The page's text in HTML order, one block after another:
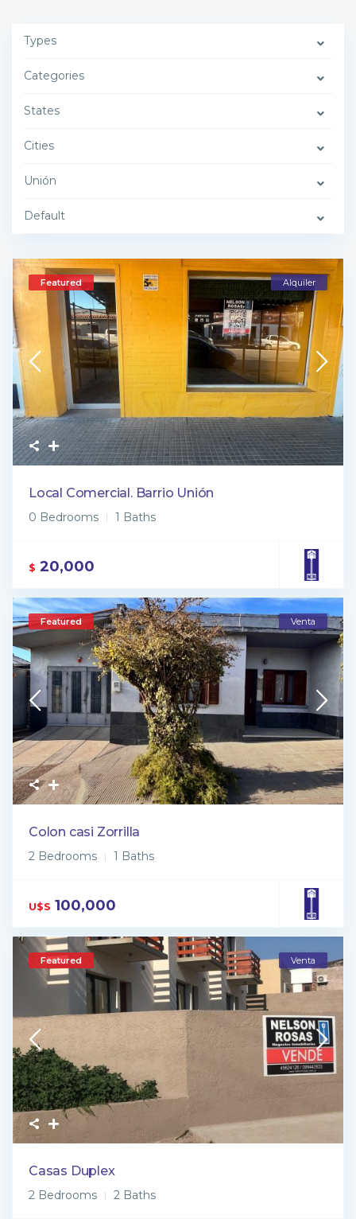
Types
Categories
States
Cities
Unión
Default
Featured Alquiler
Local Comercial. Barrio Unión
0 Bedrooms 1 Baths
$ 20,000
Featured Venta
Colon casi Zorrilla
2 Bedrooms 1 Baths
U$S 100,000
Featured Venta
Casas Duplex
2 Bedrooms 2 Baths